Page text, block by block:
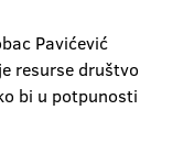
Pavićević
resurse društvo
bi u potpunosti